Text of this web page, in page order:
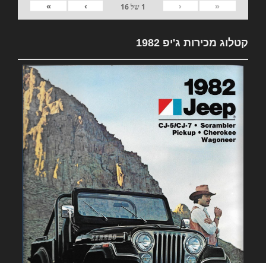
«
‹
1 של16
›
»
קטלוג מכירות ג'יפ 1982